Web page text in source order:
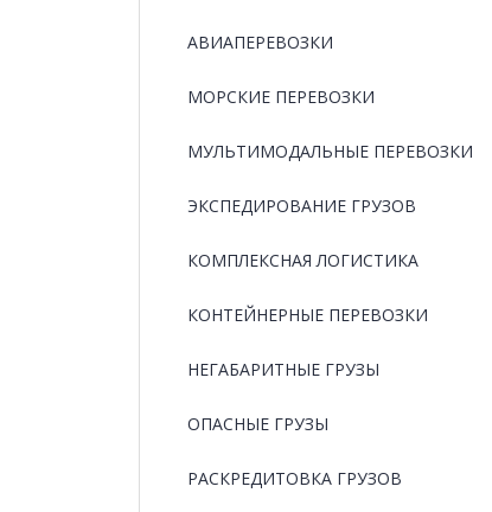
АВИАПЕРЕВОЗКИ
МОРСКИЕ ПЕРЕВОЗКИ
МУЛЬТИМОДАЛЬНЫЕ ПЕРЕВОЗКИ
ЭКСПЕДИРОВАНИЕ ГРУЗОВ
КОМПЛЕКСНАЯ ЛОГИСТИКА
КОНТЕЙНЕРНЫЕ ПЕРЕВОЗКИ
НЕГАБАРИТНЫЕ ГРУЗЫ
ОПАСНЫЕ ГРУЗЫ
РАCКРЕДИТОВКА ГРУЗОВ